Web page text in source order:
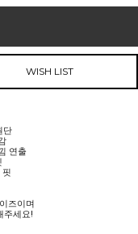
WISH LIST
단
연출
핏
즈이며
주세요!